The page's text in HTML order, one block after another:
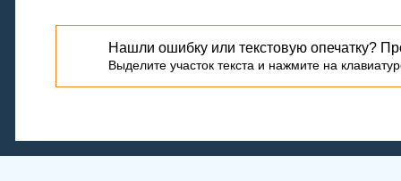
Нашли ошибку или текстовую опечатку?
Выделите участок текста и нажмите на